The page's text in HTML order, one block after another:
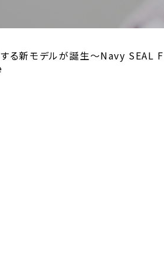
る新モデルが誕生～Navy SEAL